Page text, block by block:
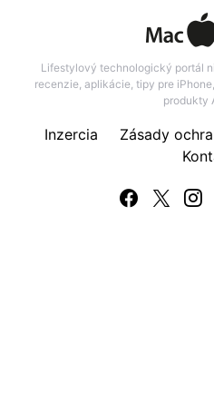
Lifestylový technologický portál
recenzie, aplikácie, tipy pre
produkty
Inzercia
Zásady